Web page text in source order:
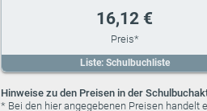
Liste: Schulbuchliste
16,12 €
Hinweise zu den Preisen in der
* Bei den hier angegebenen Preisen